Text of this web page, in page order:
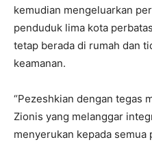
kemudian mengeluarkan
penduduk lima kota
tetap berada di rumah dan
keamanan.
“Pezeshkian dengan tegas
Zionis yang melanggar
menyerukan kepada